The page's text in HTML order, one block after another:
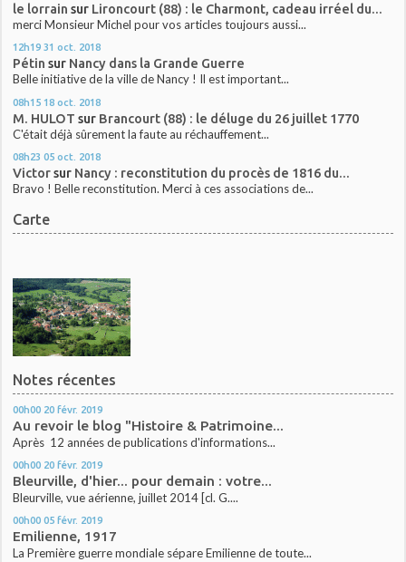
le lorrain sur Lironcourt (88) : le Charmont, cadeau irréel du...
merci Monsieur Michel pour vos articles toujours aussi...
12h19 31 oct. 2018
Pétin sur Nancy dans la Grande Guerre
Belle initiative de la ville de Nancy ! Il est important...
08h15 18 oct. 2018
M. HULOT sur Brancourt (88) : le déluge du 26 juillet 1770
C'était déjà sûrement la faute au réchauffement...
08h23 05 oct. 2018
Victorsur Nancy : reconstitution du procès de 1816 du...
Bravo ! Belle reconstitution. Merci à ces associations de...
Carte
Notes récentes
00h00 20 févr. 2019
Au revoir le blog "Histoire & Patrimoine...
Après 12 années de publications d'informations...
00h00 20 févr. 2019
Bleurville, d'hier... pour demain : votre...
Bleurville, vue aérienne, juillet 2014 [cl. G....
00h00 05 févr. 2019
Emilienne, 1917
La Première guerre mondiale sépare Emilienne de toute...